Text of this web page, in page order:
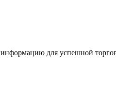
для успешной